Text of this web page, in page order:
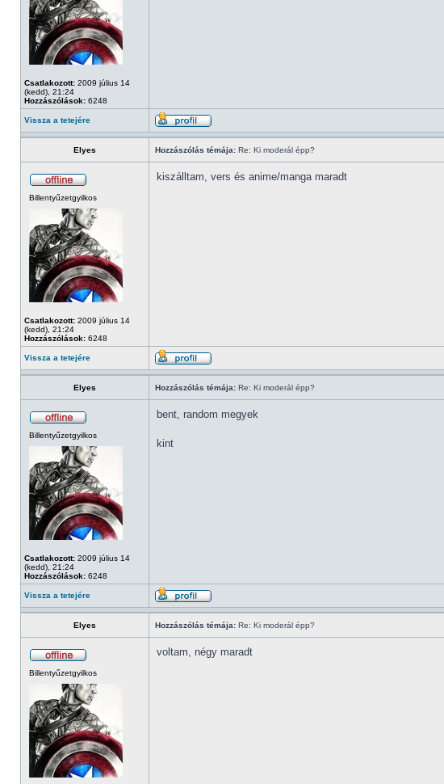
Csatlakozott: 2009 július 14
(kedd), 21:24
Hozzászólások: 6248
Vissza a tetejére
Elyes Hozzászólás témája: Re: Ki moderál épp?
Billentyűzetgyilkos
Csatlakozott: 2009 július 14
(kedd), 21:24
Hozzászólások: 6248
kiszálltam, vers és anime/manga maradt
Vissza a tetejére
Elyes Hozzászólás témája: Re: Ki moderál épp?
Billentyűzetgyilkos
Csatlakozott: 2009 július 14
(kedd), 21:24
Hozzászólások: 6248
bent, random megyek
kint
Vissza a tetejére
Elyes Hozzászólás témája: Re: Ki moderál épp?
Billentyűzetgyilkos
voltam, négy maradt